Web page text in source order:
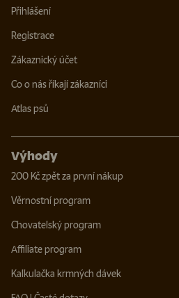
Přihlášení
Registrace
Zákaznický účet
Co o nás říkají zákazníci
Atlas psů
Výhody
200 Kč zpět za první nákup
Věrnostní program
Chovatelský program
Affiliate program
Kalkulačka krmných dávek